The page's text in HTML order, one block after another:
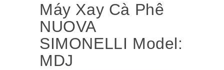
Máy Xay Cà Phê
NUOVA
SIMONELLI Model:
MDJ